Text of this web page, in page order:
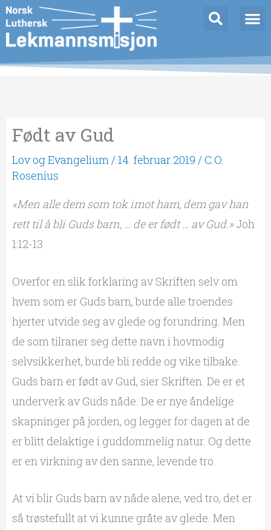
Hopp
rett
til
innholdet
Født av Gud
Lov og Evangelium /14. februar 2019 /C.O.
Rosenius
«Men alle dem som tok imot ham, dem gav han
rett til å bli Guds barn, … de er født … av Gud.»Joh
1:12-13
Overfor en slik forklaring av Skriften selv om
hvem som er Guds barn, burde alle troendes
hjerter utvide seg av glede og forundring. Men
de som tilraner seg dette navn i hovmodig
selvsikkerhet, burde bli redde og vike tilbake.
Guds barn er født av Gud, sier Skriften. De er et
underverk av Guds nåde. De er nye åndelige
skapninger på jorden, og legger for dagen at de
er blitt delaktige i guddommelig natur. Og dette
er en virkning av den sanne, levende tro.
At vi blir Guds barn av nåde alene, ved tro, det er
så trøstefullt at vi kunne gråte av glede. Men